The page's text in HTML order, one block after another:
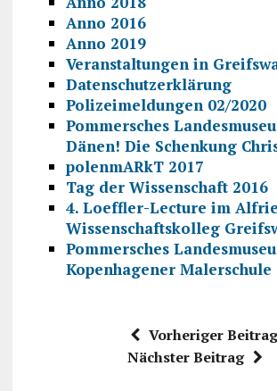
Anno 2016
Anno 2019
Veranstaltungen in
Datenschutzerklärung
Polizeimeldungen 02/2020
Pommersches
Dänen! Die Schenkung
polenmARkT 2017
Tag der Wissenschaft 2016
4. Loeffler-Lecture im
Wissenschaftskolleg
Pommersches
Kopenhagener Malerschule
Vorheriger Beitrag
Nächster Beitrag